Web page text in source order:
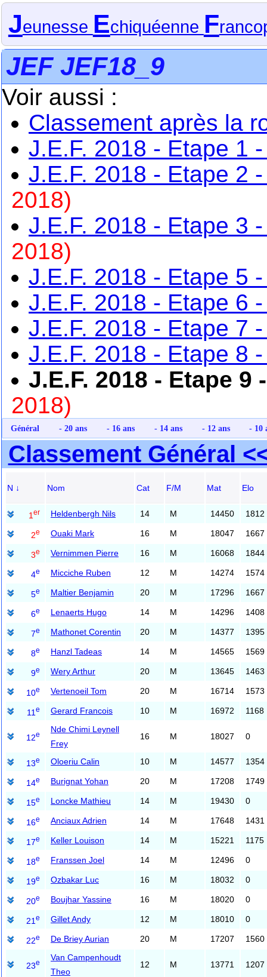
Jeunesse Echiquéenne F
JEF JEF18_9
Voir aussi :
Classement après la
J.E.F. 2018 - Etape 1
J.E.F. 2018 - Etape 2
2018)
J.E.F. 2018 - Etape 3
2018)
J.E.F. 2018 - Etape 5
J.E.F. 2018 - Etape 6
J.E.F. 2018 - Etape 7
J.E.F. 2018 - Etape 8
J.E.F. 2018 - Etape
2018)
Général - 20 ans - 16 ans - 14 ans - 12 ans - 10
Classement Général
N ↓ Nom Cat F/M Mat Elo
1 er Heldenbergh Nils 14 M 14450 1812
2e Ouaki Mark 16 M 18047 1667
3e Vernimmen Pierre 16 M 16068 1844
4e Micciche Ruben 12 M 14274 1574
5e Maltier Benjamin 20 M 17296 1667
6e Lenaerts Hugo 14 M 14296 1408
7e Mathonet Corentin 20 M 14377 1395
8e Hanzl Tadeas 14 M 14565 1569
9e Wery Arthur 20 M 13645 1463
10e Vertenoeil Tom 20 M 16714 1573
11 e Gerard Francois 10 M 16972 1168
12e
Nde Chimi Leynell
Frey
16 M 18027 0
13e Oloeriu Calin 10 M 14577 1354
14e Burignat Yohan 20 M 17208 1749
15e Loncke Mathieu 14 M 19430 0
16e Anciaux Adrien 14 M 17648 1431
17e Keller Louison 14 M 15221 1175
18e Franssen Joel 14 M 12496 0
19e Ozbakar Luc 16 M 18032 0
20e Boujhar Yassine 16 M 18020 0
21 e Gillet Andy 12 M 18010 0
22e De Briey Aurian 20 M 17207 1560
23e
Van Campenhoudt
Theo
12 M 13771 1207